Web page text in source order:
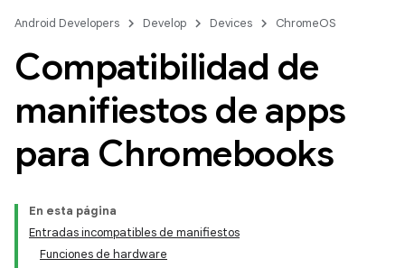
Android Developers Develop Devices ChromeOS
Compatibilidad de
manifiestos de apps
para Chromebooks
En esta página
Entradas incompatibles de manifiestos
Funciones de hardware